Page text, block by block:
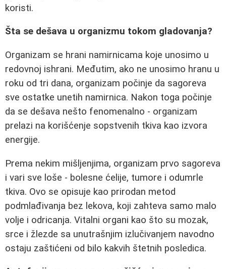
koristi.
Šta se dešava u organizmu tokom gladovanja?
Organizam se hrani namirnicama koje unosimo u
redovnoj ishrani. Međutim, ako ne unosimo hranu u
roku od tri dana, organizam počinje da sagoreva
sve ostatke unetih namirnica. Nakon toga počinje
da se dešava nešto fenomenalno - organizam
prelazi na korišćenje sopstvenih tkiva kao izvora
energije.
Prema nekim mišljenjima, organizam prvo sagoreva
i vari sve loše - bolesne ćelije, tumore i odumrle
tkiva. Ovo se opisuje kao prirodan metod
podmlađivanja bez lekova, koji zahteva samo malo
volje i odricanja. Vitalni organi kao što su mozak,
srce i žlezde sa unutrašnjim izlučivanjem navodno
ostaju zaštićeni od bilo kakvih štetnih posledica.